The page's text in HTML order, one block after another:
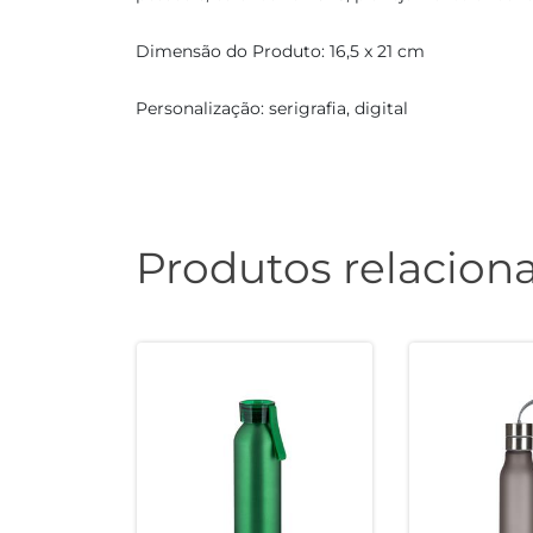
Dimensão do Produto: 16,5 x 21 cm
Personalização: serigrafia, digital
Produtos